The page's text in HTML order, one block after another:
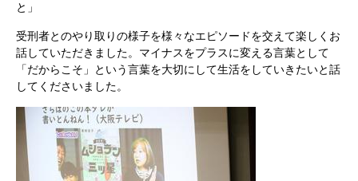
と」
受刑者とのやり取りの様子を様々なエピソードを交えて楽しくお
話していただきました。マイナスをプラスに変える言葉として
「だからこそ」という言葉を大切にして生活をしていきたいと話
してくださいました。